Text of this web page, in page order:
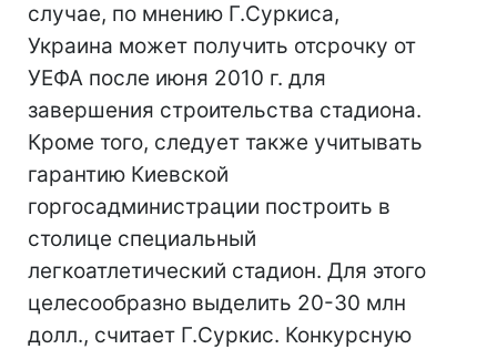
случае, по мнению Г.Суркиса,
Украина может получить отсрочку от
УЕФА после июня 2010 г. для
завершения строительства стадиона.
Кроме того, следует также учитывать
гарантию Киевской
горгосадминистрации построить в
столице специальный
легкоатлетический стадион. Для этого
целесообразно выделить 20-30 млн
долл., считает Г.Суркис. Конкурсную